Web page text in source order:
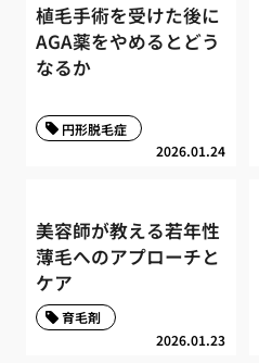
植毛手術を受けた後に
AGA薬をやめるとどう
なるか
2026.01.24
円形脱毛症
美容師が教える若年性
薄毛へのアプローチと
ケア
2026.01.23
育毛剤